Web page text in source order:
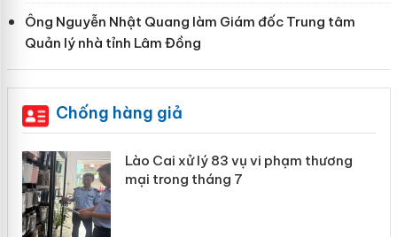
Ông Nguyễn Nhật Quang làm Giám đốc Trung tâm
Quản lý nhà tỉnh Lâm Đồng
Chống hàng giả
Lào Cai xử lý 83 vụ vi phạm thương
mại trong tháng 7